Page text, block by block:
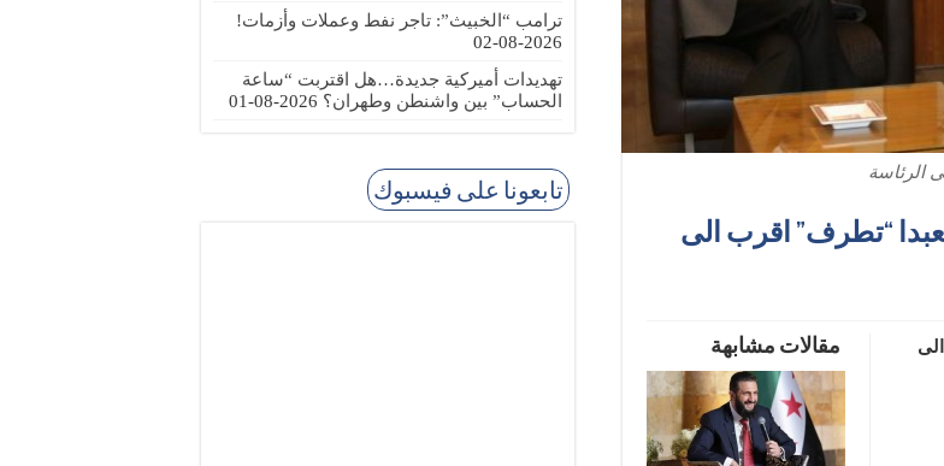
الرئاسة
“تطرف” اقرب الى
مقالات مشابهة
ترامب “الخبيث”: تاجر نفط وعملات وأزمات!
2026-08-02
تهديدات أميركية جديدة…هل اقتربت “ساعة
الحساب” بين واشنطن وطهران؟ 2026-08-01
تابعونا على فيسبوك